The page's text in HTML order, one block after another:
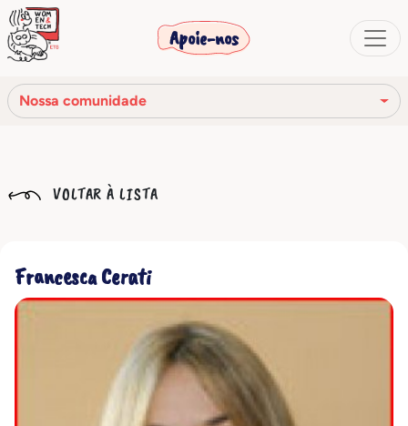
Apoie-nos
Nossa comunidade
Nossa rede
Nossa comunidade
VOLTAR À LISTA
Francesca Cerati